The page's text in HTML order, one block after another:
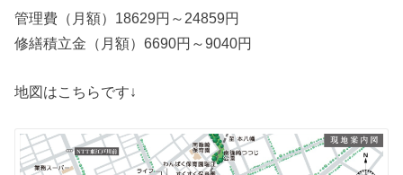
管理費（月額）18629円～24859円
修繕積立金（月額）6690円～9040円
地図はこちらです↓